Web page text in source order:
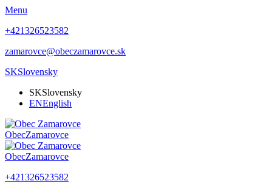
Menu
+421326523582
zamarovce@obeczamarovce.sk
SKSlovensky
SKSlovensky
ENEnglish
ObecZamarovce
ObecZamarovce
+421326523582